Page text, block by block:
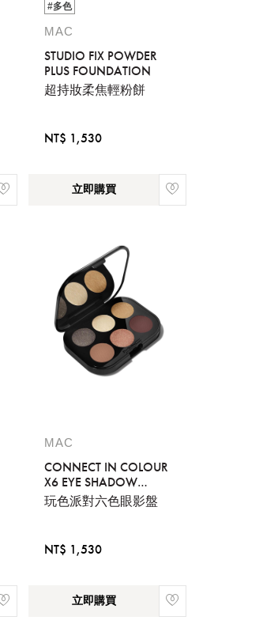
#多色
MAC
STUDIO FIX POWDER
PLUS FOUNDATION
超持妝柔焦輕粉餅
NT$ 1,530
立即購買
MAC
CONNECT IN COLOUR
X6 EYE SHADOW
PALETTE - NUDE
BOARD
玩色派對六色眼影盤
NT$ 1,530
立即購買